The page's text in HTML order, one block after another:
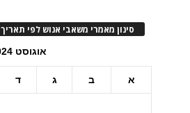
סינון מאמרי משאבי אנוש לפי תאריך
אוגוסט 2024
א ב ג ד